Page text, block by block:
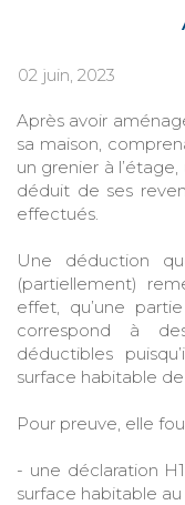
02 juin, 2023
Après avoir
sa maison,
un grenier à
déduit de ses
effectués.
Une déduction
(partiellement)
effet, qu’une
correspond à
déductibles
surface habitable
Pour preuve, elle
- une déclaration
surface habitable